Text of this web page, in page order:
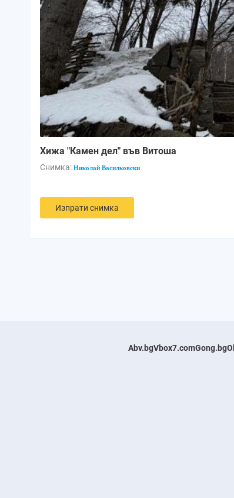
Хижа "Камен дел" във Витоша
Снимка: Николай Василковски
Изпрати снимка
Abv.bgVbox7.comGong.bg